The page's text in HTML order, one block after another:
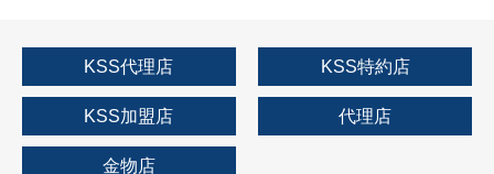
KSS代理店 KSS特約店
KSS加盟店 代理店
金物店